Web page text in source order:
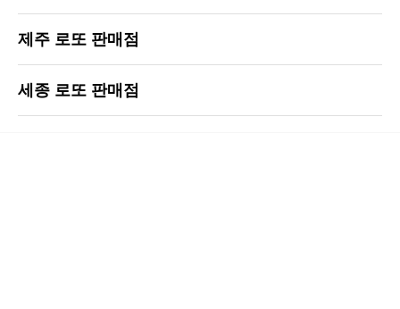
제주 로또 판매점
세종 로또 판매점